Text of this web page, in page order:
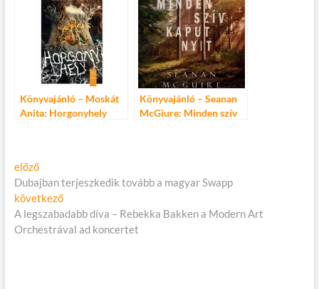
Könyvajánló – Moskát
Anita: Horgonyhely
Könyvajánló – Seanan
McGiure: Minden szív
Bejegyzés
navigáció
előzőElőző
cikk:
Dubajban terjeszkedik tovább a magyar Swapp
következőKövetkező
cikk:
A legszabadabb díva – Rebekka Bakken a Modern Art
Orchestrával ad koncertet